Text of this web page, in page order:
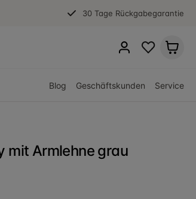
30 Tage Rückgabegarantie
Blog Geschäftskunden Service
mit Armlehne grau